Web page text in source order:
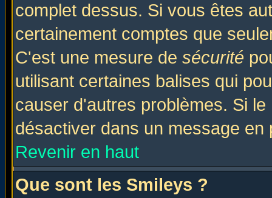
complet dessus. Si vous êtes
certainement comptes que
C'est une mesure de sécurité
utilisant certaines balises qui
causer d'autres problèmes. Si
désactiver dans un message
Revenir en haut
Que sont les Smileys ?